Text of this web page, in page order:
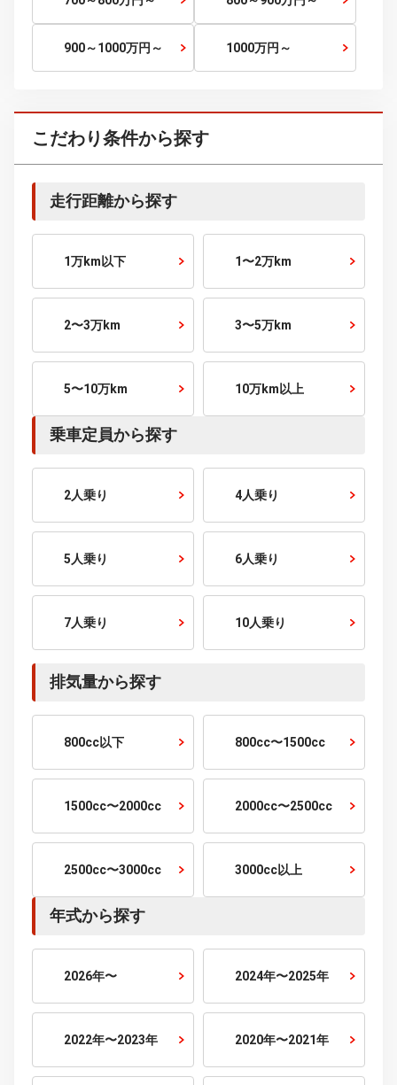
30～35万円～ 35～40万円～
50～60万円～
90～100万円～ 100～120万円～
200～250万円～ 250～300万円～
500～600 万円～
700～800万円～ 800～900万円～
900～1000万円～ 1000万円～
走行距離から探す
10万km以上
乗車定員から探す